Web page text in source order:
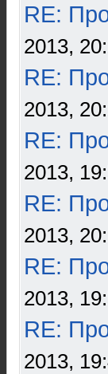
RE:
2013,
RE:
2013,
RE:
2013,
RE:
2013,
RE:
2013,
RE:
2013,